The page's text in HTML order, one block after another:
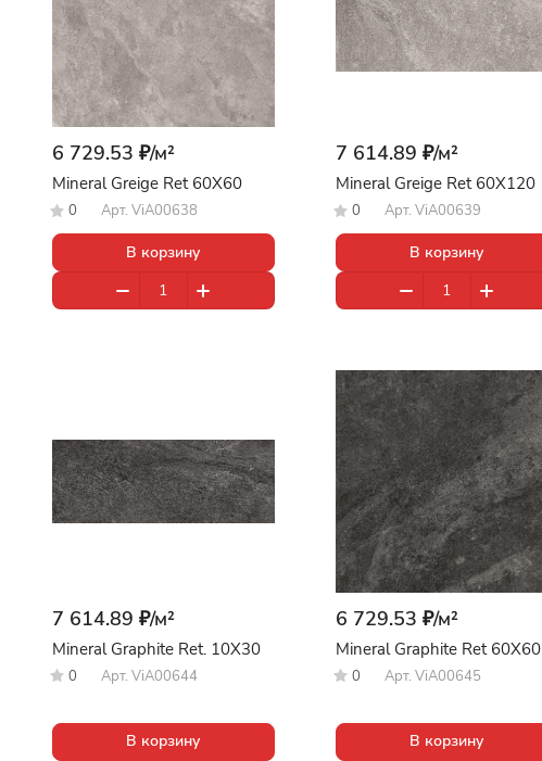
6 729.53 ₽/м²
Mineral Greige Ret 60X60
0 Арт. ViA00638
В корзину
7 614.89 ₽/м²
Mineral Greige Ret 60X120
0 Арт. ViA00639
В корзину
7 614.89 ₽/м²
Mineral Graphite Ret. 10X30
0 Арт. ViA00644
В корзину
6 729.53 ₽/м²
Mineral Graphite Ret 60X60
0 Арт. ViA00645
В корзину